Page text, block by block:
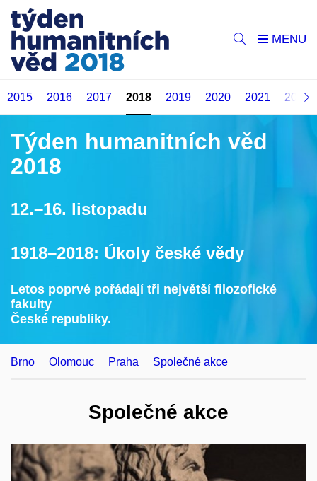
2015 2016 2017 2018 2019 2020 2021 2022
Týden humanitních věd
2018
12.–16. listopadu
1918–2018: Úkoly české vědy
Letos poprvé pořádají tři největší filozofické
fakulty
České republiky.
Brno Olomouc Praha Společné akce
Společné akce